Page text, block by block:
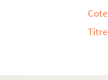
Cote
Titre
Dossier n° 34 bis